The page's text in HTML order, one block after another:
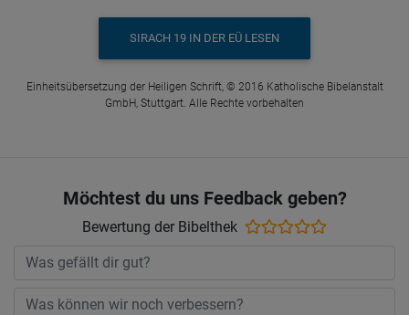
SIRACH 19 IN DER EÜ LESEN
Einheitsübersetzung der Heiligen Schrift, © 2016 Katholische Bibelanstalt
GmbH, Stuttgart. Alle Rechte vorbehalten
Möchtest du uns Feedback geben?
Bewertung der Bibelthek